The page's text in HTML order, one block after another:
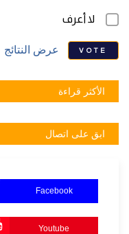
لا أعرف
VOTE عرض النتائج
الأكثر قراءة
ابق على اتصال
Facebook
Youtube